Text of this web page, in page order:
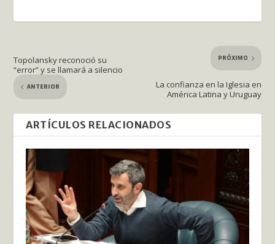
Topolansky reconoció su
“error” y se llamará a silencio
ANTERIOR
PRÓXIMO
La confianza en la Iglesia en
América Latina y Uruguay
ARTÍCULOS RELACIONADOS